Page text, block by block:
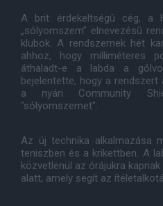
A brit érdekeltségû cég, a
„sólyomszem” elnevezésû
klubok. A rendszernek hét
ahhoz, hogy milliméteres
áthaladt-e a labda a
bejelentette, hogy a rendszert
a nyári Community
"sólyomszemet".
Az új technika alkalmazása
teniszben és a krikettben. A
közvetlenül az órájukra
alatt, amely segít az